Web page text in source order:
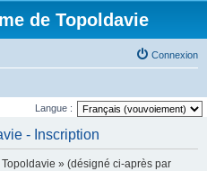
de Topoldavie
Connexion
Langue :
- Inscription
» (désigné ci-après par